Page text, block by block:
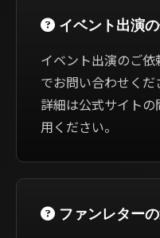
イベント出演
イベント出演のご依
でお問い合わせくだ
詳細は公式サイト
用ください。
ファンレター